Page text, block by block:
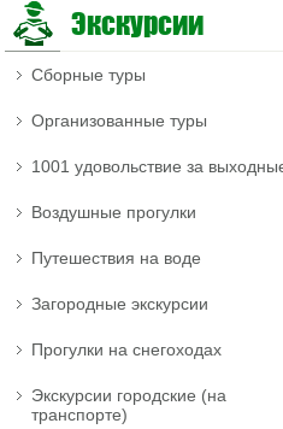
Экскурсии
Сборные туры
Организованные туры
1001 удовольствие за
Воздушные прогулки
Путешествия на воде
Загородные экскурсии
Прогулки на снегоходах
Экскурсии городские (на
транспорте)